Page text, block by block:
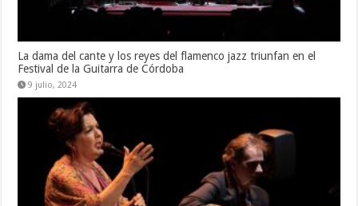
La dama del cante y los reyes del flamenco jazz triunfan en el
Festival de la Guitarra de Córdoba
9 julio, 2024